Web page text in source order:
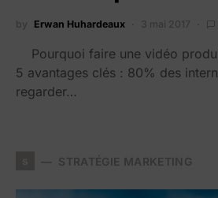
by Erwan Huhardeaux 3 mai 2017
Pourquoi faire une vidéo
5 avantages clés : 80% des
regarder…
STRATÉGIE MARKETING